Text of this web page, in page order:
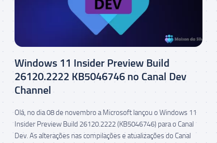
Windows 11 Insider Preview Build
26120.2222 KB5046746 no Canal Dev
Channel
Olá, no dia 08 de novembro a Microsoft lançou o Windows 11
Insider Preview Build 26120.2222 (KB5046746) para o Canal
Dev. As alterações nas compilações e atualizações do Canal